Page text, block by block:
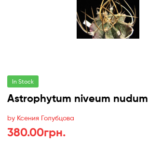
In Stock
Astrophytum niveum nudum
by Ксения Голубцова
380.00грн.